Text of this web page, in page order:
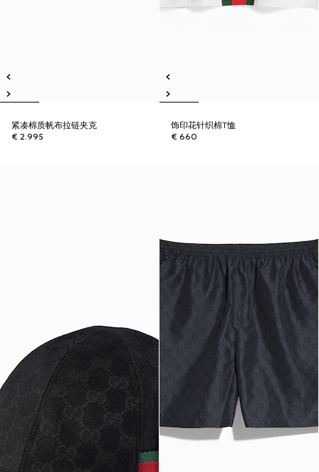
紧凑棉质帆布拉链夹克
€ 2.995
饰印花针织棉T恤
€ 660